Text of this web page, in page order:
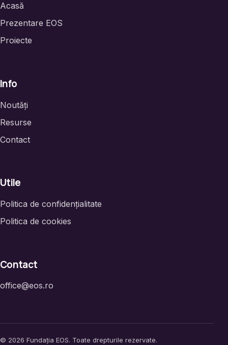
Acasă
Prezentare EOS
Proiecte
Info
Noutăți
Resurse
Contact
Utile
Politica de confidențialitate
Politica de cookies
Contact
office@eos.ro
© 2026 Fundația EOS. Toate drepturile rezervate.